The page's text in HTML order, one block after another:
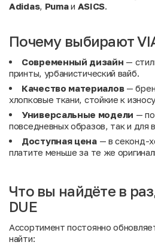
Adidas, Pumaи ASICS
Почему выбирают
Современный дизайн —
принты, урбанистический вайб.
Качество материалов—
хлопковые ткани, стойкие к
Универсальные модели —
повседневных образов, так и для
Доступная цена— в секонд-
платите меньше за те же
Что вы найдёте в
DUE
Ассортимент постоянно
найти: